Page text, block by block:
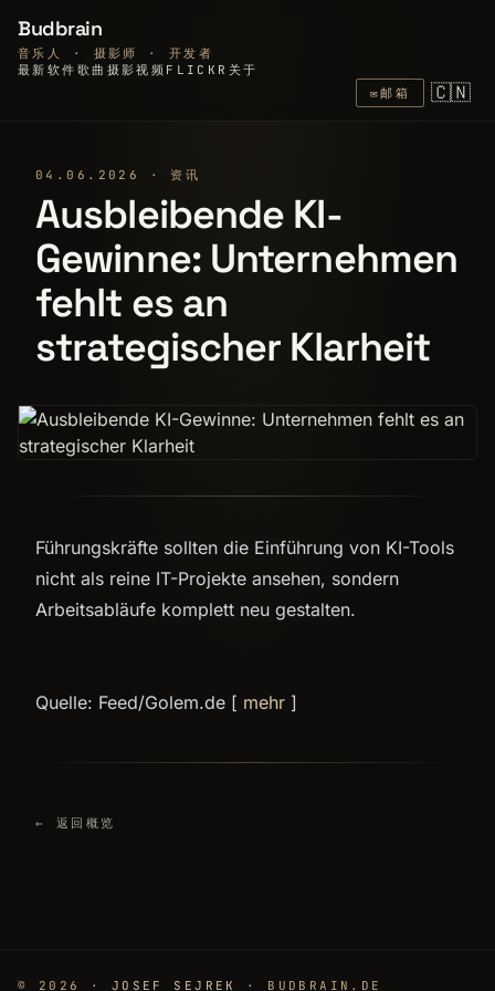
Budbrain
音乐人 · 摄影师 · 开发者
最新 软件 歌曲 摄影视频 FLICKR 关于
✉邮箱 🇨🇳
04.06.2026 · 资讯
Ausbleibende KI-
Gewinne: Unternehmen
fehlt es an
strategischer Klarheit
Führungskräfte sollten die Einführung von KI-Tools
nicht als reine IT-Projekte ansehen, sondern
Arbeitsabläufe komplett neu gestalten.
Quelle: Feed/Golem.de [ mehr ]
← 返回概览
© 2026 · JOSEF SEJREK · BUDBRAIN.DE